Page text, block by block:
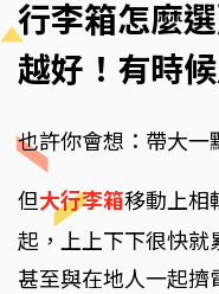
行李箱怎麼
越好！有時
也許你會想：帶大一
但大行李箱移動上相
起，上上下下很快就
甚至與在地人一起擠